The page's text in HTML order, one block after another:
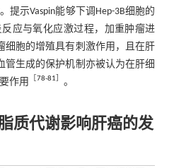
提示Vaspin能够下调Hep-3B细胞的
应与氧化应激过程，加重肿瘤进
细胞的增殖具有刺激作用，且在肝
管生成的保护机制亦被认为在肝细
作用
［78-81］ 。
质代谢影响肝癌的发